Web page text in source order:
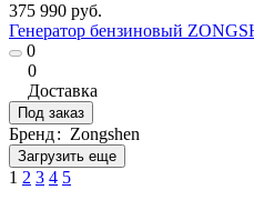
375 990 руб.
Генератор бензиновый
0
0
Доставка
Под заказ
Бренд: Zongshen
Загрузить еще
1 2 3 4 5